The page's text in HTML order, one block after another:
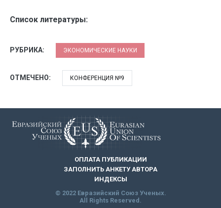
Список литературы:
РУБРИКА: ЭКОНОМИЧЕСКИЕ НАУКИ
ОТМЕЧЕНО: КОНФЕРЕНЦИЯ №9
ОПЛАТА ПУБЛИКАЦИИ
ЗАПОЛНИТЬ АНКЕТУ АВТОРА
ИНДЕКСЫ
© 2022 Евразийский Союз Ученых.
All Rights Reserved.